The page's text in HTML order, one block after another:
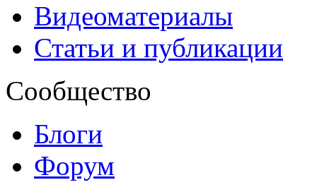
Видеоматериалы
Статьи и публикации
Сообщество
Блоги
Форум